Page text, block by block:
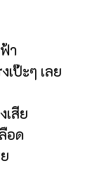
า
ป๊ะๆ เลย
เสีย
อด